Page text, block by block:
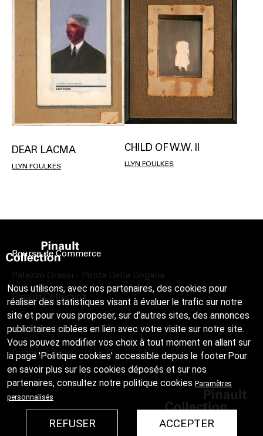
DEAR LACMA
LLYN FOULKES
CHILD OF W.W. II
LLYN FOULKES
Bourse de Commerce
Palazzo Grassi - Punta Della Dogana
Pinault Collection
Crédits
Nous utilisons, avec nos partenaires, des cookies pour
réaliser des statistiques visant à évaluer le trafic sur notre
site et pour vous proposer, sur d’autres sites, des annonces
publicitaires ciblées en lien avec votre visite sur notre site.
Vous pouvez modifier vos choix à tout moment en allant sur
la page 'Politique cookies' accessible depuis le footer.Pour
en savoir plus sur les cookies déposés et sur nos
partenaires, consultez notre politique cookies Paramètres
personnalisés
ACCEPTER
REFUSER